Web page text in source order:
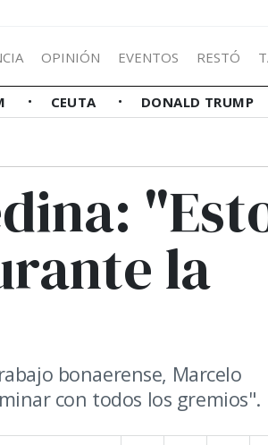
OPINIÓN EVENTOS RESTÓ
CEUTA DONALD TRUMP
la
bonaerense, Marcelo
con todos los gremios".